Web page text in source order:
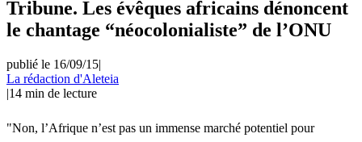
Tribune. Les évêques africains dénoncent
le chantage “néocolonialiste” de l’ONU
publié le 16/09/15|
La rédaction d'Aleteia
|14 min de lecture
"Non, l’Afrique n’est pas un immense marché potentiel pour